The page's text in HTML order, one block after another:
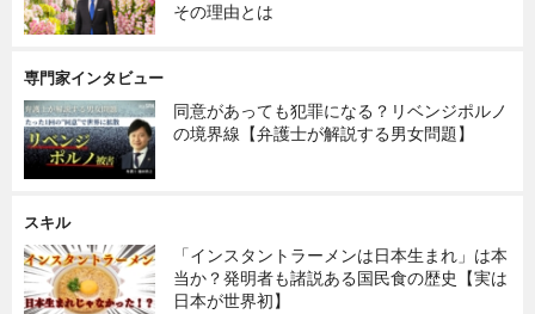
その理由とは
専門家インタビュー
同意があっても犯罪になる？リベンジポルノ
の境界線【弁護士が解説する男女問題】
スキル
「インスタントラーメンは日本生まれ」は本
当か？発明者も諸説ある国民食の歴史【実は
日本が世界初】